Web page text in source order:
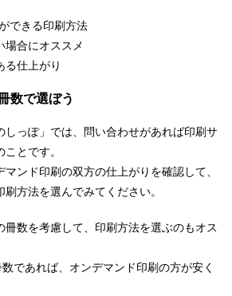
できる印刷方法
場合にオススメ
る仕上がり
数で選ぼう
しっぽ」では、問い合わせがあれば印刷サ
とです。
ンド印刷の双方の仕上がりを確認して、
方法を選んでみてください。
冊数を考慮して、印刷方法を選ぶのもオス
であれば、オンデマンド印刷の方が安く